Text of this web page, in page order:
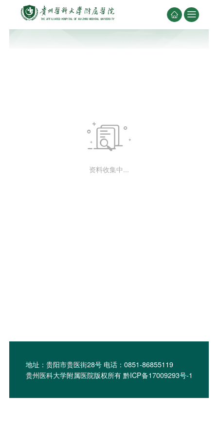
 

资料收集中...
地址：贵阳市贵医街28号 电话：0851-86855119
贵州医科大学附属医院版权所有 黔ICP备17009293号-1